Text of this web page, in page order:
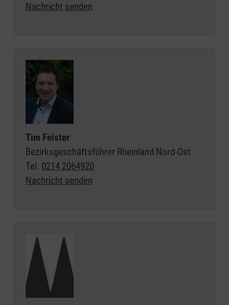
Nachricht senden
Tim Feister
Bezirksgeschäftsführer Rheinland Nord-Ost
Tel. 0214 2064920
Nachricht senden